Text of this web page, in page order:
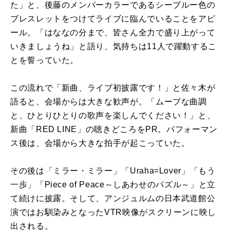
た」と、後藤のメンバーカラーであるシーブルー色の
ブレスレットをつけてライブに臨んでいることをアピ
ール。「はななの分まで、皆さん全力で盛り上がって
いきましょうね」と語り、気持ちは11人で躍動するこ
とを誓っていた。
この流れで「新曲、ライブ初披露です！」と佐々木が
語ると、会場からは大きな歓声が。「ムーブな曲調
と、ひとりひとりの歌声を楽しんでください！」と、
新曲「RED LINE」の聴きどころをPR。パフォーマン
ス後は、会場から大きな拍手が起こっていた。
その後は「ミラー・ミラー」「Uraha=Lover」「もう
一歩」「Piece of Peace～しあわせのパズル～」と立
て続けに披露。そして、アンジュルムの日本武道館公
演ではお馴染みとなったVTR映像がスクリーンに映し
出される。